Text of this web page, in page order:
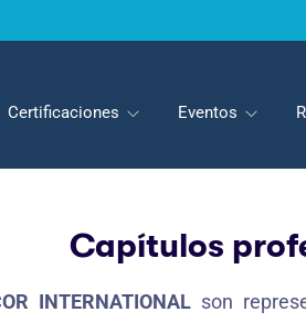
Certificaciones Eventos
Capítulos
INTERNATIONALson